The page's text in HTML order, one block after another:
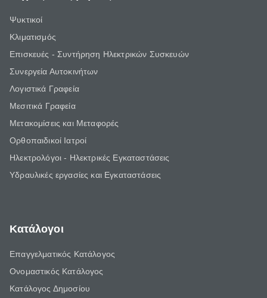
Ψυκτικοί
Κλιματισμός
Επισκευές - Συντήρηση Ηλεκτρικών Συσκευών
Συνεργεία Αυτοκινήτων
Λογιστικά Γραφεία
Μεσιτικά Γραφεία
Μετακομίσεις και Μεταφορές
Ορθοπαιδικοί Ιατροί
Ηλεκτρολόγοι - Ηλεκτρικές Εγκαταστάσεις
Υδραυλικές εργασίες και Εγκαταστάσεις
Κατάλογοι
Επαγγελματικός Κατάλογος
Ονομαστικός Κατάλογος
Κατάλογος Δημοσίου